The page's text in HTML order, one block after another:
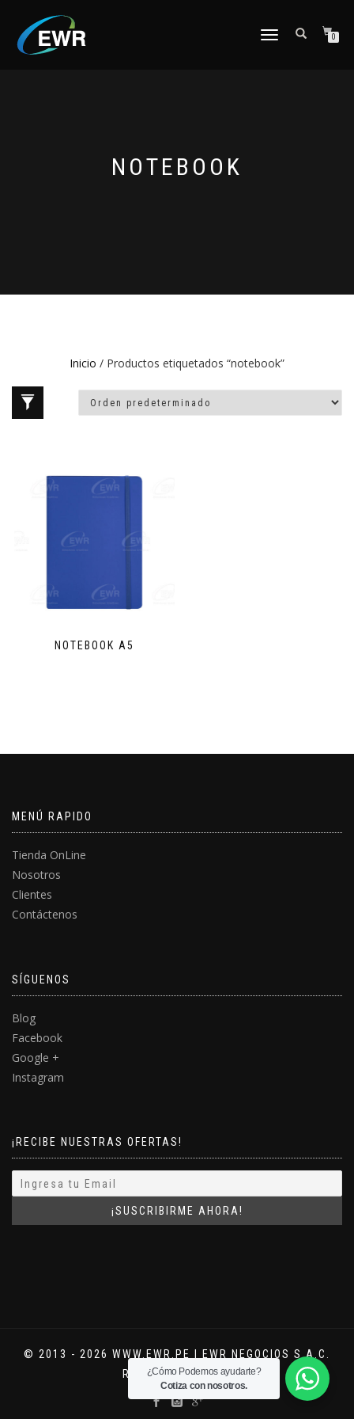
CAMBIAR
0
NOTEBOOK
Inicio / Productos etiquetados “notebook”
NOTEBOOK A5
MENÚ RAPIDO
Tienda OnLine
Nosotros
Clientes
Contáctenos
SÍGUENOS
Blog
Facebook
Google +
Instagram
¡RECIBE NUESTRAS OFERTAS!
© 2013 - 2026 WWW.EWR.PE | EWR NEGOCIOS S.A.C.
RUC: 20554241876
¿Cómo Podemos ayudarte?
Cotiza con nosotros.